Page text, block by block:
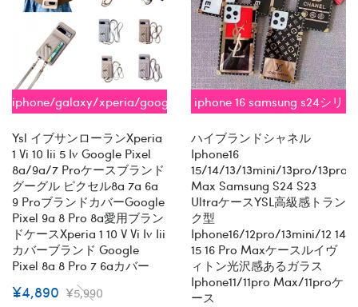
iphone/galaxy/xperia/google
Ysl イブサンローランxperia
1 Vi 10 Iii 5 Iv Google Pixel
8a/9a/7 Proケースブランド
グーグル ピクセル8a 7a 6a
9 ProブランドカバーGoogle
Pixel 9a 8 Pro 8a愛用ブラン
ドケースxperia 1 10 V Vi Iv Iii
カバーブランド Google
Pixel 8a 8 Pro 7 6aカバー
¥4,890 ¥5,990
iphone 16 samsung s24シリ
ハイブランドシャネル
Iphone16
15/14/13/13mini/13pro/13pro
Max Samsung S24 S23
UltraケースYSL高級感トラン
ク型
Iphone16/12pro/13mini/12 14
15 16 Pro Maxケースルイヴ
ィトン光沢感あるガラス
Iphone11/11pro Max/11proケ
ース